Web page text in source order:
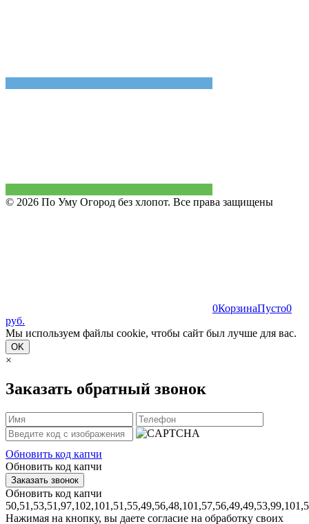
© 2026 По Уму Огород без хлопот. Все права защищены
0КорзинаПусто0
руб.
Мы используем файлы cookie, чтобы сайт был лучше для вас.
OK
×
Заказать обратный звонок
Обновить код капчи
Обновить код капчи
Обновить код капчи
Нажимая на кнопку, вы даете согласие на обработку своих